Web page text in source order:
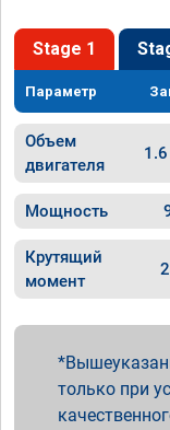
Stage 1
Параметр
Объем
двигателя
Мощность
Крутящий
момент
только при